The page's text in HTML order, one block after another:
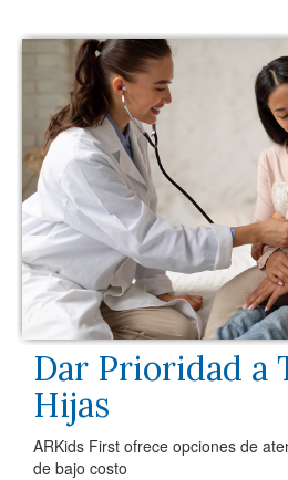
Dar Prioridad a
Hijas
ARKids First ofrece opciones de
de bajo costo